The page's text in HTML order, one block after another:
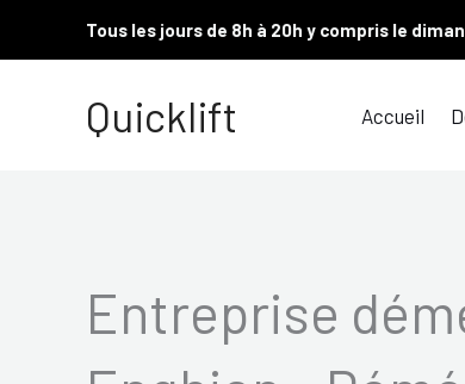
au
Tous les jours de 8h à 20h y compris le
Quicklift Accueil
Entreprise